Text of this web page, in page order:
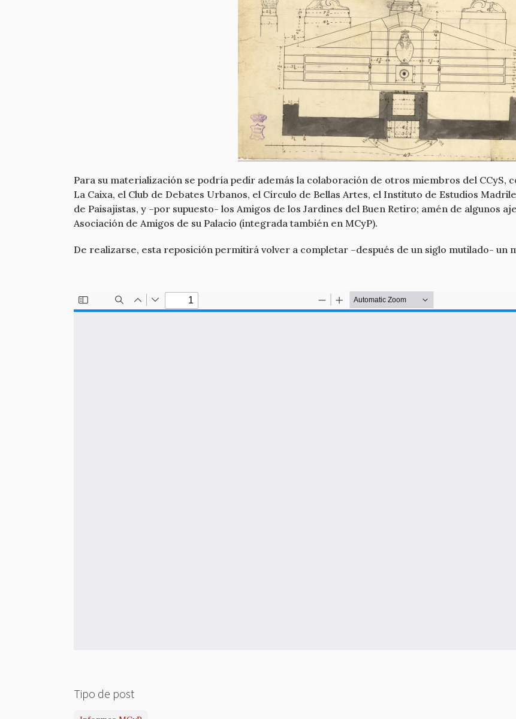
Para su materialización se podría pedir además la colaboración de otros miembros del CCyS,
La Caixa, el Club de Debates Urbanos, el Círculo de Bellas Artes, el Instituto de Estudios
de Paisajistas, y –por supuesto- los Amigos de los Jardines del Buen Retiro; amén de algunos
Asociación de Amigos de su Palacio (integrada también en MCyP).
De realizarse, esta reposición permitirá volver a completar –después de un siglo mutilado- un
Tipo de post